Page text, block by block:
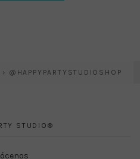
@HAPPYPARTYSTUDIOSHOP
STUDIO®